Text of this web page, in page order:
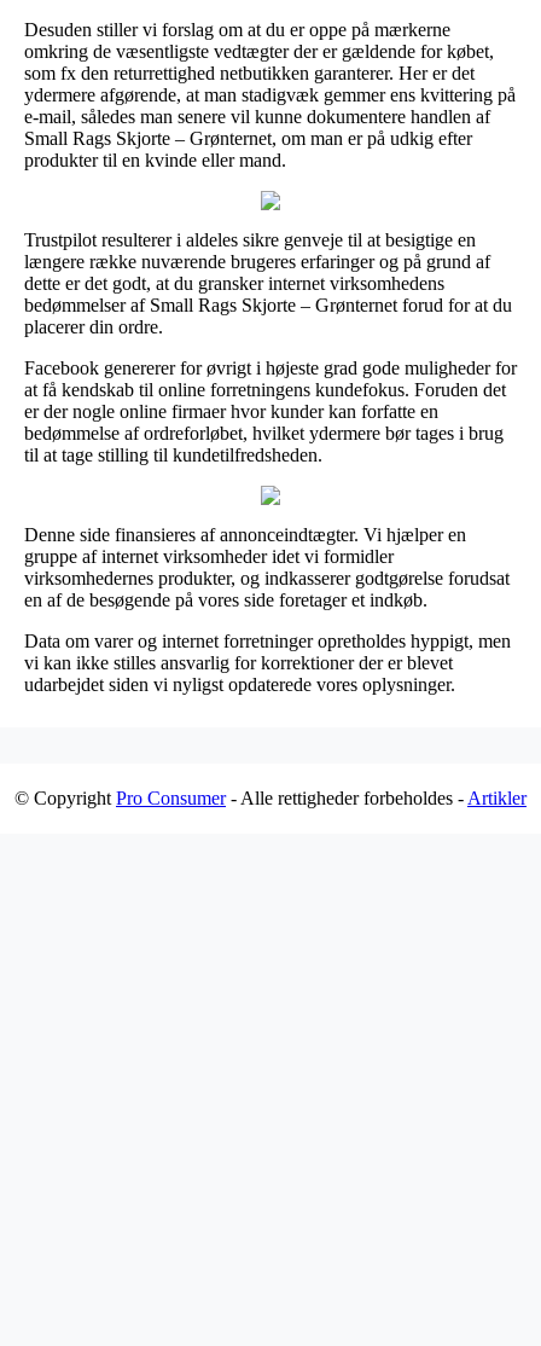
Desuden stiller vi forslag om at du er oppe på mærkerne
omkring de væsentligste vedtægter der er gældende for købet,
som fx den returrettighed netbutikken garanterer. Her er det
ydermere afgørende, at man stadigvæk gemmer ens kvittering på
e-mail, således man senere vil kunne dokumentere handlen af
Small Rags Skjorte – Grønternet, om man er på udkig efter
produkter til en kvinde eller mand.
Trustpilot resulterer i aldeles sikre genveje til at besigtige en
længere række nuværende brugeres erfaringer og på grund af
dette er det godt, at du gransker internet virksomhedens
bedømmelser af Small Rags Skjorte – Grønternet forud for at du
placerer din ordre.
Facebook genererer for øvrigt i højeste grad gode muligheder for
at få kendskab til online forretningens kundefokus. Foruden det
er der nogle online firmaer hvor kunder kan forfatte en
bedømmelse af ordreforløbet, hvilket ydermere bør tages i brug
til at tage stilling til kundetilfredsheden.
Denne side finansieres af annonceindtægter. Vi hjælper en
gruppe af internet virksomheder idet vi formidler
virksomhedernes produkter, og indkasserer godtgørelse forudsat
en af de besøgende på vores side foretager et indkøb.
Data om varer og internet forretninger opretholdes hyppigt, men
vi kan ikke stilles ansvarlig for korrektioner der er blevet
udarbejdet siden vi nyligst opdaterede vores oplysninger.
© Copyright Pro Consumer- Alle rettigheder forbeholdes - Artikler